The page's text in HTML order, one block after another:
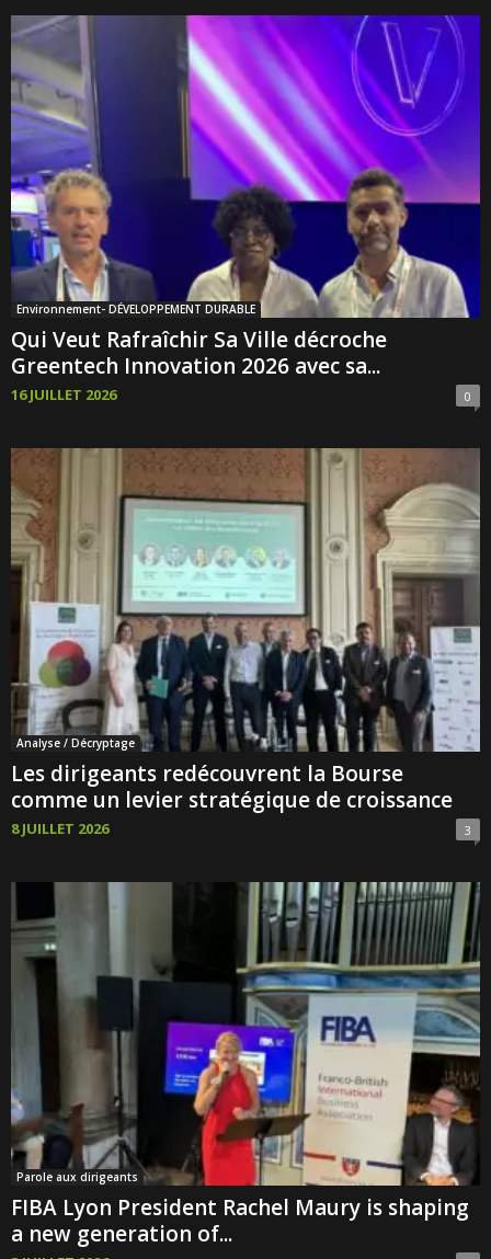
Environnement- DÉVELOPPEMENT DURABLE
Qui Veut Rafraîchir Sa Ville décroche
Greentech Innovation 2026 avec sa...
16 JUILLET 2026 0
Analyse / Décryptage
Les dirigeants redécouvrent la Bourse
comme un levier stratégique de croissance
8 JUILLET 2026 3
Parole aux dirigeants
FIBA Lyon President Rachel Maury is shaping
a new generation of...